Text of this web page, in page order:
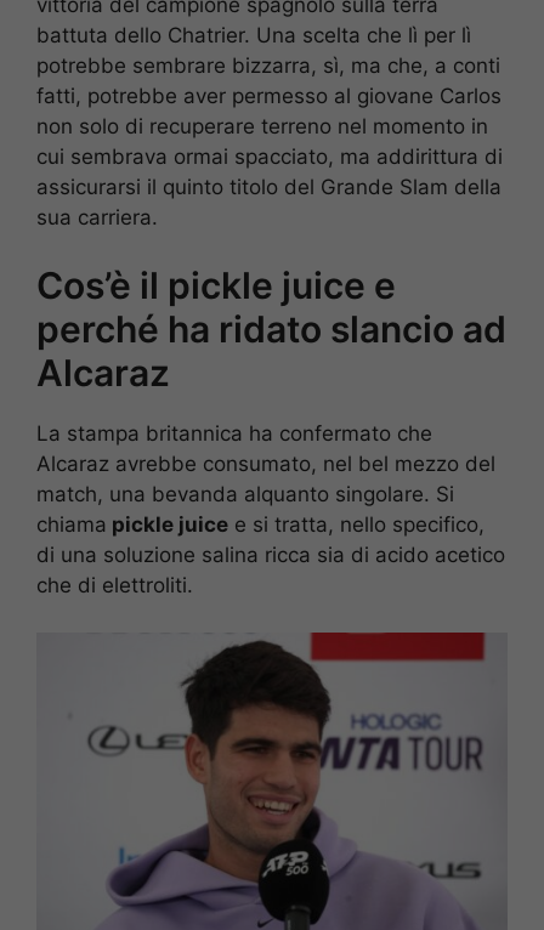
battuta dello Chatrier. Una scelta che lì per lì
potrebbe sembrare bizzarra, sì, ma che, a conti
fatti, potrebbe aver permesso al giovane Carlos
non solo di recuperare terreno nel momento in
cui sembrava ormai spacciato, ma addirittura di
assicurarsi il quinto titolo del Grande Slam della
sua carriera.
Cos’è il pickle juice e
perché ha ridato slancio ad
Alcaraz
La stampa britannica ha confermato che
Alcaraz avrebbe consumato, nel bel mezzo del
match, una bevanda alquanto singolare. Si
chiama pickle juice e si tratta, nello specifico,
di una soluzione salina ricca sia di acido acetico
che di elettroliti.